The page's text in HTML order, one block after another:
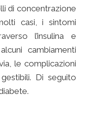
di concentrazione
casi, i sintomi
l’insulina e
cambiamenti
le complicazioni
Di seguito